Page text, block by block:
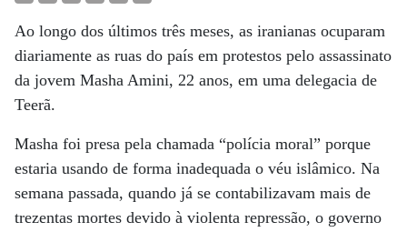
Ao longo dos últimos três meses, as iranianas ocuparam
diariamente as ruas do país em protestos pelo assassinato
da jovem Masha Amini, 22 anos, em uma delegacia de
Teerã.
Masha foi presa pela chamada “polícia moral” porque
estaria usando de forma inadequada o véu islâmico. Na
semana passada, quando já se contabilizavam mais de
trezentas mortes devido à violenta repressão, o governo